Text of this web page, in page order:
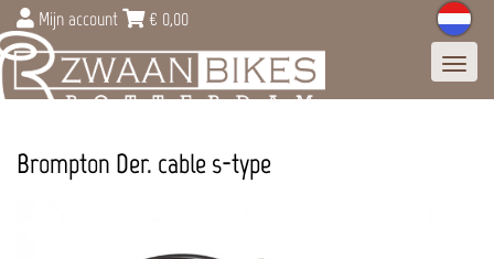
Mijn account € 0,00
Brompton Der. cable s-type